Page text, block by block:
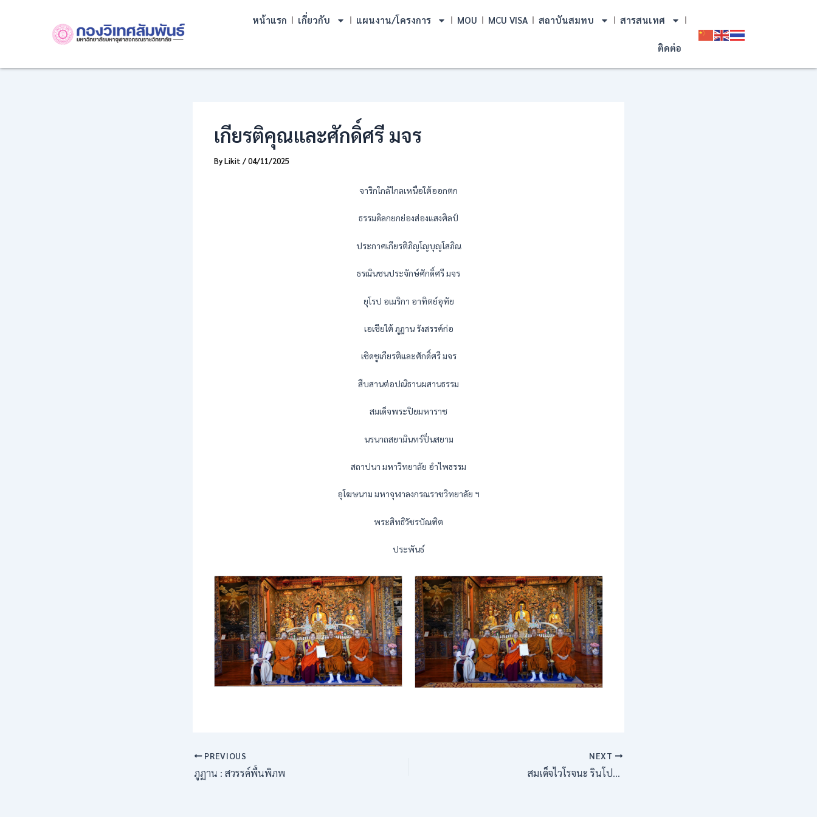
หน้าแรก เกี่ยวกับ แผนงาน/โครงการ MOU MCU VISA สถาบันสมทบ สารสนเทศ
ติดต่อ
เกียรติคุณและศักดิ์ศรี มจร
ByLikit /04/11/2025
จาริกใกล้ไกลเหนือใต้ออกตก
ธรรมดิลกยกย่องส่องแสงศิลป์
ประกาศเกียรติภิญโญบุญโสภิณ
ธรณินชนประจักษ์ศักดิ์ศรี มจร
ยุโรป อเมริกา อาทิตย์อุทัย
เอเชียใต้ ภูฏาน รังสรรค์ก่อ
เชิดชูเกียรติและศักดิ์ศรี มจร
สืบสานต่อปณิธานผสานธรรม
สมเด็จพระปิยมหาราช
นรนาถสยามินทร์ปิ่นสยาม
สถาปนา มหาวิทยาลัย อำไพธรรม
อุโฆษนาม มหาจุฬาลงกรณราชวิทยาลัย ฯ
พระสิทธิวัชรบัณฑิต
ประพันธ์
PREVIOUS
ภูฏาน : สวรรค์พื้นพิภพ
NEXT
สมเด็จไวโรจนะ รินโปเช His Eminence Vairochana Rinpoche Ngawang Jigme Jigten Wangchuk อาราธนาและเชิญคณะผู้บริหารระดับสูง มจร ร่วมพิธีเปิด Global Peace Prayer นครทิมพู